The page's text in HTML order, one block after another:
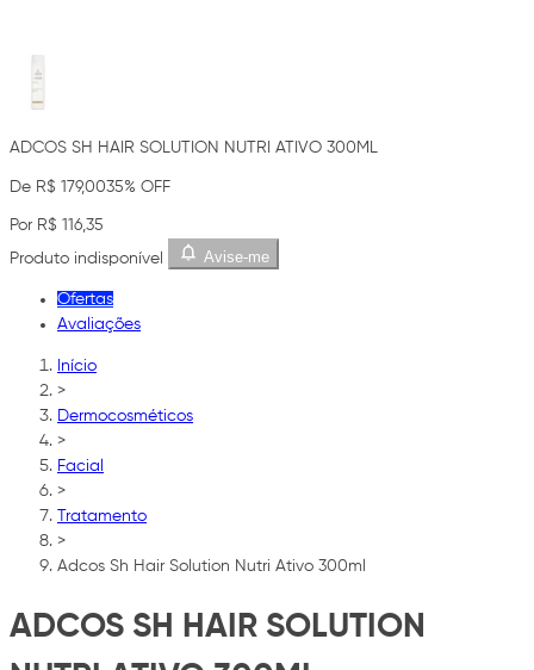
ADCOS SH HAIR SOLUTION NUTRI ATIVO 300ML
De R$ 179,0035% OFF
Por R$ 116,35
Produto indisponível
Avise-me
Ofertas
Avaliações
Início
>
Dermocosméticos
>
Facial
>
Tratamento
>
Adcos Sh Hair Solution Nutri Ativo 300ml
ADCOS SH HAIR SOLUTION